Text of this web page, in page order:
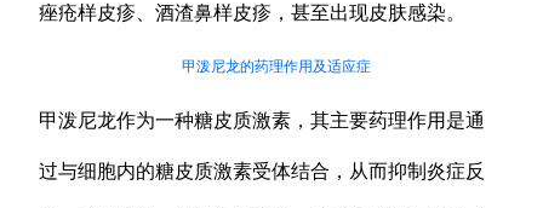
痤疮样皮疹、酒渣鼻样皮疹，甚至出现皮肤感染。
甲泼尼龙的药理作用及适应症
甲泼尼龙作为一种糖皮质激素，其主要药理作用是通
过与细胞内的糖皮质激素受体结合，从而抑制炎症反